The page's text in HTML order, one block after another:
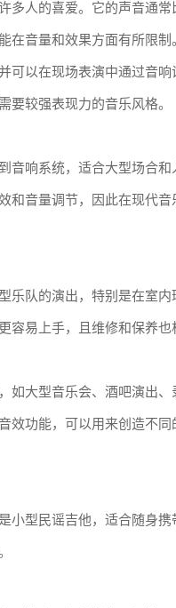
多人的喜爱。它的声音通
在音量和效果方面有所限制
可以在现场表演中通过音
要较强表现力的音乐风格。
音响系统，适合大型场合
和音量调节，因此在现代音
乐队的演出，特别是在室
容易上手，且维修和保养也
如大型音乐会、酒吧演出
效功能，可以用来创造不同
小型民谣吉他，适合随身